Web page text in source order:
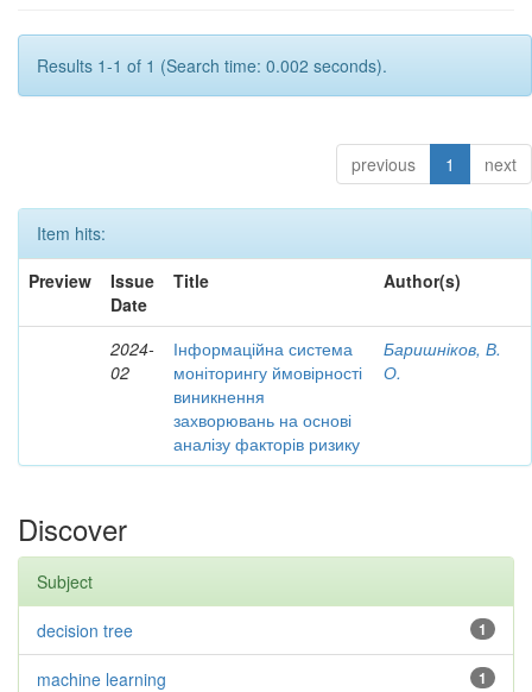
Results 1-1 of 1 (Search time: 0.002 seconds).
previous 1 next
Item hits:
Preview
Issue
Date
Title Author(s)
2024-
02
Інформаційна система
моніторингу ймовірності
виникнення
захворювань на основі
аналізу факторів ризику
Баришніков, В.
О.
Discover
Subject
1
decision tree
1
machine learning